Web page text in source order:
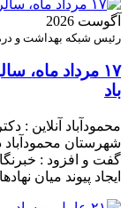
آگوست 2026
رئیس شبکه بهداشت و
۱۷ مرداد
باد
محمودآباد آنلاین :
شهرستان محمودآباد
گفت و افزود :
ایجاد پیوند میان